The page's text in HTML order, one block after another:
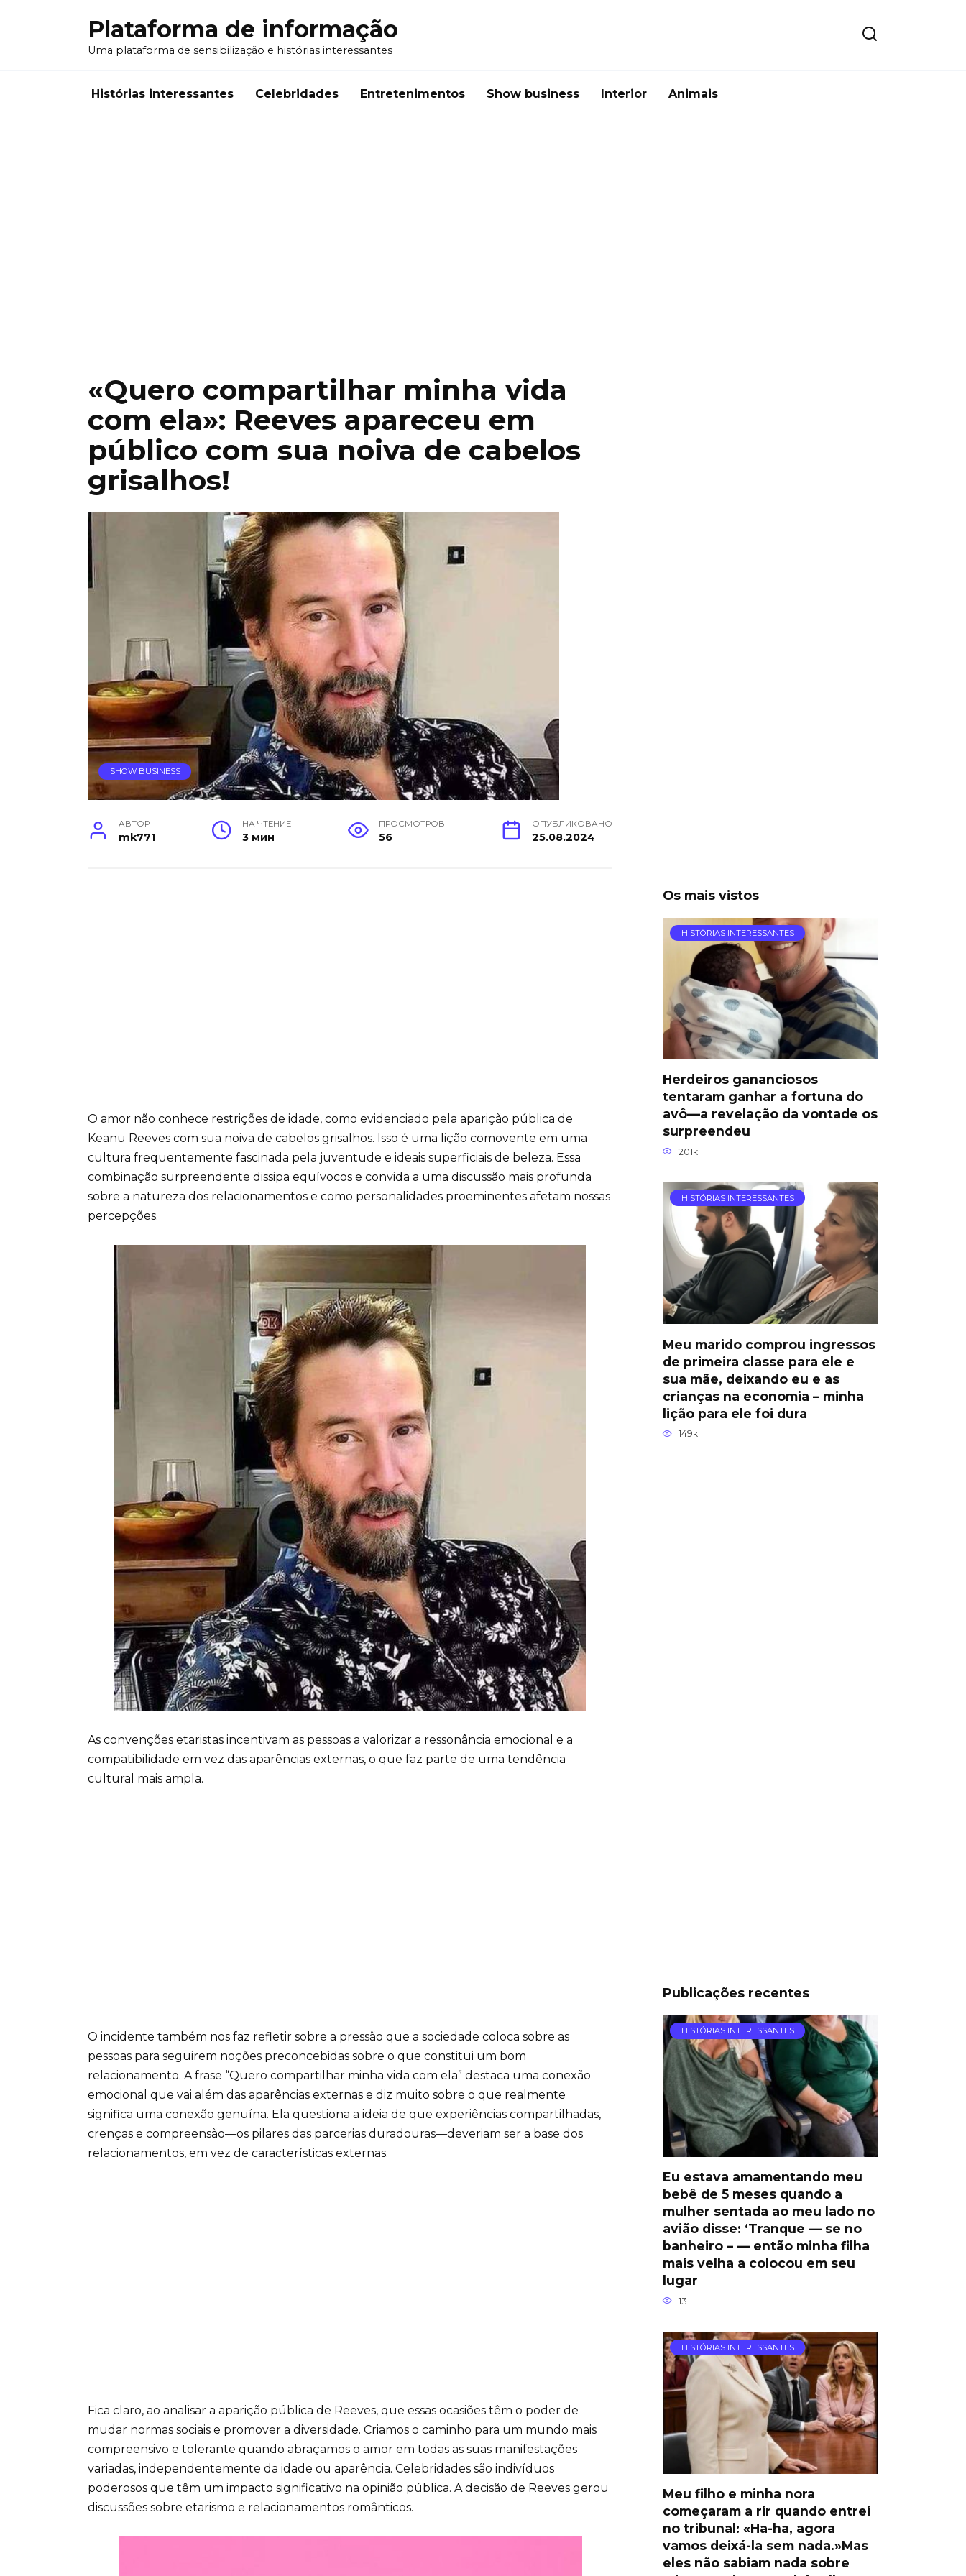
Plataforma de informação
Uma plataforma de sensibilização e histórias interessantes
Histórias interessantes Celebridades Entretenimentos Show business Interior Animais
«Quero compartilhar minha vida
com ela»: Reeves apareceu em
público com sua noiva de cabelos
grisalhos!
SHOW BUSINESS
АВТОР
mk771
НА ЧТЕНИЕ
3 мин
ПРОСМОТРОВ
56
ОПУБЛИКОВАНО
25.08.2024
O amor não conhece restrições de idade, como evidenciado pela aparição pública de
Keanu Reeves com sua noiva de cabelos grisalhos. Isso é uma lição comovente em uma
cultura frequentemente fascinada pela juventude e ideais superficiais de beleza. Essa
combinação surpreendente dissipa equívocos e convida a uma discussão mais profunda
sobre a natureza dos relacionamentos e como personalidades proeminentes afetam nossas
percepções.
As convenções etaristas incentivam as pessoas a valorizar a ressonância emocional e a
compatibilidade em vez das aparências externas, o que faz parte de uma tendência
cultural mais ampla.
O incidente também nos faz refletir sobre a pressão que a sociedade coloca sobre as
pessoas para seguirem noções preconcebidas sobre o que constitui um bom
relacionamento. A frase “Quero compartilhar minha vida com ela” destaca uma conexão
emocional que vai além das aparências externas e diz muito sobre o que realmente
significa uma conexão genuína. Ela questiona a ideia de que experiências compartilhadas,
crenças e compreensão—os pilares das parcerias duradouras—deveriam ser a base dos
relacionamentos, em vez de características externas.
Fica claro, ao analisar a aparição pública de Reeves, que essas ocasiões têm o poder de
mudar normas sociais e promover a diversidade. Criamos o caminho para um mundo mais
compreensivo e tolerante quando abraçamos o amor em todas as suas manifestações
variadas, independentemente da idade ou aparência. Celebridades são indivíduos
poderosos que têm um impacto significativo na opinião pública. A decisão de Reeves gerou
discussões sobre etarismo e relacionamentos românticos.
Os mais vistos
HISTÓRIAS INTERESSANTES
Herdeiros gananciosos
tentaram ganhar a fortuna do
avô—a revelação da vontade os
surpreendeu
201к.
HISTÓRIAS INTERESSANTES
Meu marido comprou ingressos
de primeira classe para ele e
sua mãe, deixando eu e as
crianças na economia – minha
lição para ele foi dura
149к.
Publicações recentes
HISTÓRIAS INTERESSANTES
Eu estava amamentando meu
bebê de 5 meses quando a
mulher sentada ao meu lado no
avião disse: ‘Tranque — se no
banheiro – — então minha filha
mais velha a colocou em seu
lugar
13
HISTÓRIAS INTERESSANTES
Meu filho e minha nora
começaram a rir quando entrei
no tribunal: «Ha-ha, agora
vamos deixá-la sem nada.»Mas
eles não sabiam nada sobre